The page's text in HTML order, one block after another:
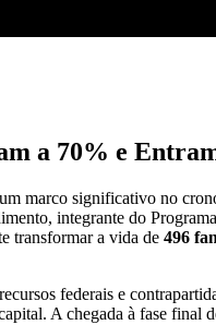
a 70% e
marco significativo no
integrante do
transformar a vida de 496
federais e
A chegada à fase final